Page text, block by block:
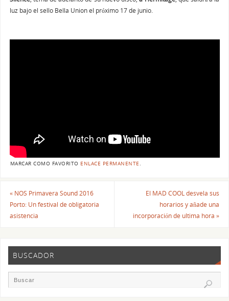
luz bajo el sello Bella Union el próximo 17 de junio.
MARCAR COMO FAVORITO ENLACE PERMANENTE.
«NOS Primavera Sound 2016
Porto: Un festival de obligatoria
asistencia
El MAD COOL desvela sus
horarios y añade una
incorporación de ultima hora»
BUSCADOR